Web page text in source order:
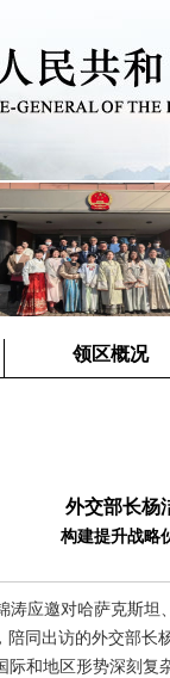
领区概况
外交部长杨
构建提升战略
邀对哈萨克斯坦
同出访的外交部
地区形势深刻复